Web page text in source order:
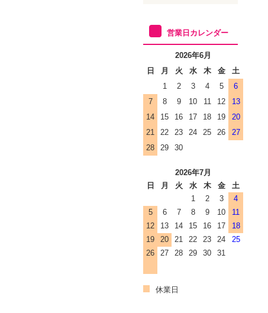
営業日カレンダー
2026年6月
日
月 火 水 木 金
土
1
2 3 4 5
6
7
8 9 10 11 12
13
14
15 16 17 18 19
20
21
22 23 24 25 26
27
28
29 30
2026年7月
日
月 火 水 木 金
土
1
2 3
4
5
6 7 8 9 10
11
12
13 14 15 16 17
18
19
20 21 22 23 24
25
26
27 28 29 30 31
休業日